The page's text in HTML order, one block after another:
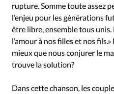
rupture. Somme toute assez
l’enjeu pour les générations
être libre, ensemble tous
l’amour à nos filles et nos
mieux que nous conjurer le
trouve la solution?
Dans cette chanson, les